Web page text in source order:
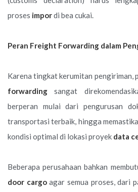
proses impordi bea cukai.
Peran Freight Forwarding dalam
Karena tingkat kerumitan pengiriman,
forwarding sangat
berperan mulai dari pengurusan
transportasi terbaik, hingga
kondisi optimal di lokasi proyek data
Beberapa perusahaan bahkan
door cargoagar semua proses, dari